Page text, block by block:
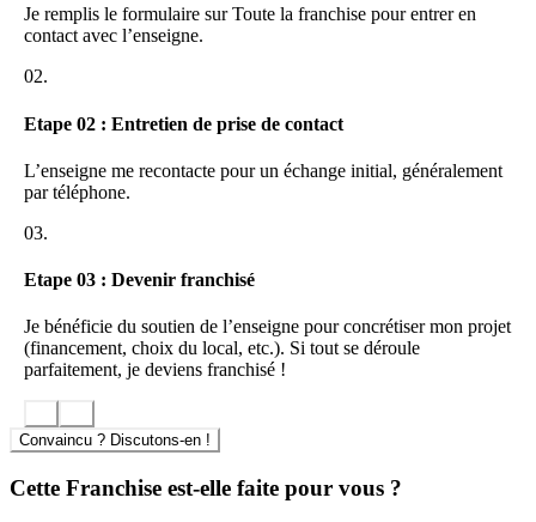
Je remplis le formulaire sur Toute la franchise pour entrer en
contact avec l’enseigne.
02.
Etape 02 : Entretien de prise de contact
L’enseigne me recontacte pour un échange initial, généralement
par téléphone.
03.
Etape 03 : Devenir franchisé
Je bénéficie du soutien de l’enseigne pour concrétiser mon projet
(financement, choix du local, etc.). Si tout se déroule
parfaitement, je deviens franchisé !
Convaincu ? Discutons-en !
Cette Franchise est-elle faite pour vous ?